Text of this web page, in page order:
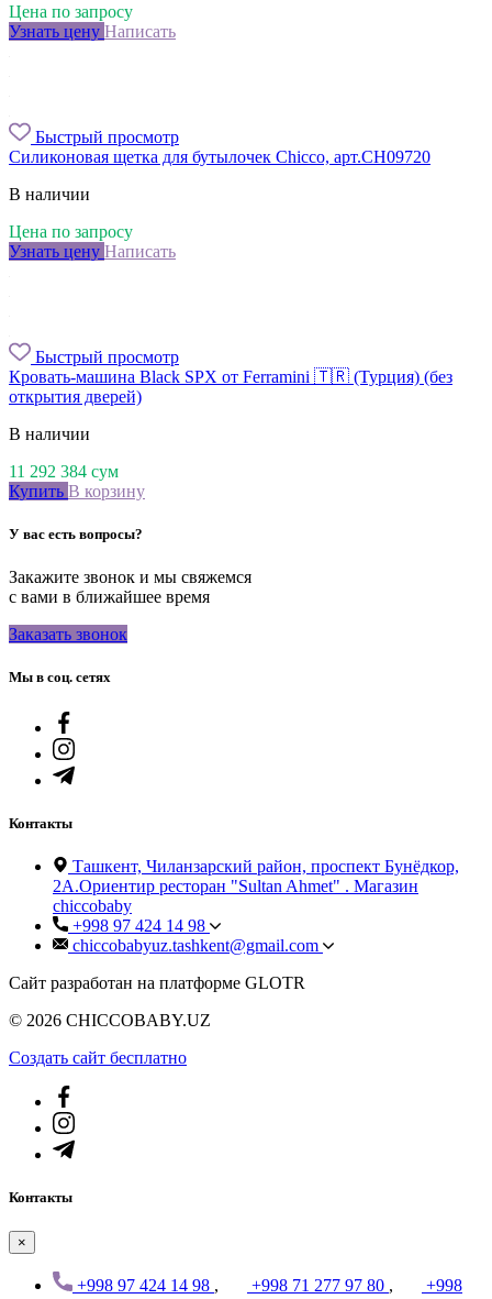
Цена по запросу
Узнать цену Написать
Быстрый просмотр
Силиконовая щетка для бутылочек Chicco, арт.CH09720
В наличии
Цена по запросу
Узнать цену Написать
Быстрый просмотр
Кровать-машина Black SPX от Ferramini 🇹🇷 (Турция) (без
открытия дверей)
В наличии
11 292 384 сум
Купить В корзину
У вас есть вопросы?
Закажите звонок и мы свяжемся
с вами в ближайшее время
Заказать звонок
Мы в соц. сетях
Контакты
Ташкент, Чиланзарский район, проспект Бунёдкор,
2А.Ориентир ресторан "Sultan Ahmet" . Магазин
chiccobaby
+998 97 424 14 98
chiccobabyuz.tashkent@gmail.com
Сайт разработан на платформе GLOTR
© 2026 CHICCOBABY.UZ
Создать cайт бесплатно
Контакты
×
+998 97 424 14 98 , +998 71 277 97 80 ,
+998